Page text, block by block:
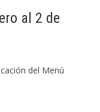
al 2 de
del Menú